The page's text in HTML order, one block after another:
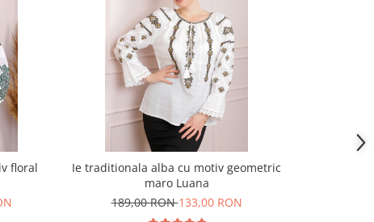
floral
Ie traditionala alba cu motiv geometric
maro Luana
189,00 RON133,00 RON